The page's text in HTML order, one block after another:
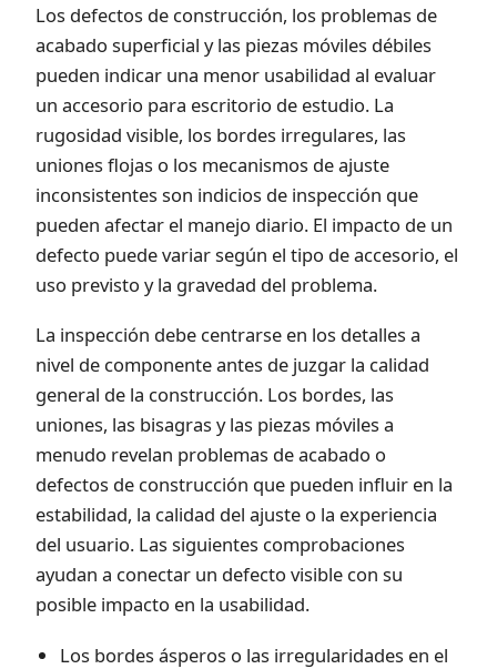
Los defectos de construcción, los problemas de
acabado superficial y las piezas móviles débiles
pueden indicar una menor usabilidad al evaluar
un accesorio para escritorio de estudio. La
rugosidad visible, los bordes irregulares, las
uniones flojas o los mecanismos de ajuste
inconsistentes son indicios de inspección que
pueden afectar el manejo diario. El impacto de un
defecto puede variar según el tipo de accesorio, el
uso previsto y la gravedad del problema.
La inspección debe centrarse en los detalles a
nivel de componente antes de juzgar la calidad
general de la construcción. Los bordes, las
uniones, las bisagras y las piezas móviles a
menudo revelan problemas de acabado o
defectos de construcción que pueden influir en la
estabilidad, la calidad del ajuste o la experiencia
del usuario. Las siguientes comprobaciones
ayudan a conectar un defecto visible con su
posible impacto en la usabilidad.
Los bordes ásperos o las irregularidades en el